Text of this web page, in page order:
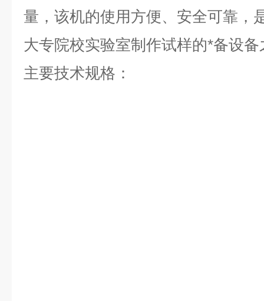
量，该机的使用方便、安全可靠，
大专院校实验室制作试样的*备设备
主要技术规格：